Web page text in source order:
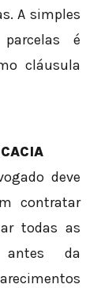
A simples
é
cláusula
deve
contratar
todas as
antes da